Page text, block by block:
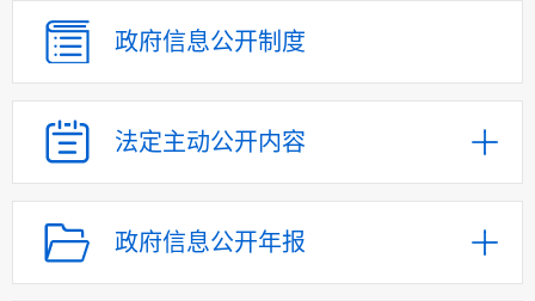
政府信息公开制度
法定主动公开内容
政府信息公开年报